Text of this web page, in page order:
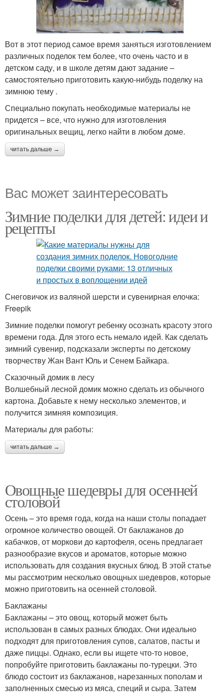
Вот в этот период самое время заняться изготовлением
различных поделок тем более, что очень часто и в
детском саду, и в школе детям дают задание –
самостоятельно приготовить какую-нибудь поделку на
зимнюю тему .
Специально покупать необходимые материалы не
придется – все, что нужно для изготовления
оригинальных вещиц, легко найти в любом доме.
читать дальше →
Вас может заинтересовать
Зимние поделки для детей: идеи и
рецепты
Снеговичок из валяной шерсти и сувенирная елочка:
Freepik
Зимние поделки помогут ребенку осознать красоту этого
времени года. Для этого есть немало идей. Как сделать
зимний сувенир, подсказали эксперты по детскому
творчеству Жан Вант Юль и Сенем Байкара.
Сказочный домик в лесу
Волшебный лесной домик можно сделать из обычного
картона. Добавьте к нему несколько элементов, и
получится зимняя композиция.
Материалы для работы:
читать дальше →
Овощные шедевры для осенней
столовой
Осень – это время года, когда на наши столы попадает
огромное количество овощей. От баклажанов до
кабачков, от моркови до картофеля, осень предлагает
разнообразие вкусов и ароматов, которые можно
использовать для создания вкусных блюд. В этой статье
мы рассмотрим несколько овощных шедевров, которые
можно приготовить на осенней столовой.
Баклажаны
Баклажаны – это овощ, который может быть
использован в самых разных блюдах. Они идеально
подходят для приготовления супов, салатов, пасты и
даже пиццы. Однако, если вы ищете что-то новое,
попробуйте приготовить баклажаны по-турецки. Это
блюдо состоит из баклажанов, нарезанных пополам и
заполненных смесью из мяса, специй и сыра. Затем